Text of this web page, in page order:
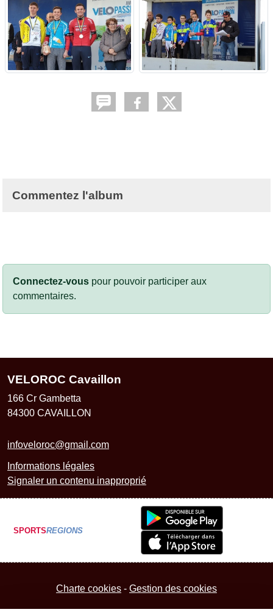
Commentez l'album
Connectez-vous pour pouvoir participer aux
commentaires.
VELOROC Cavaillon
166 Cr Gambetta
84300 CAVAILLON
infoveloroc@gmail.com
Informations légales
Signaler un contenu inapproprié
SPORTSREGIONS
Charte cookies Gestion des cookies